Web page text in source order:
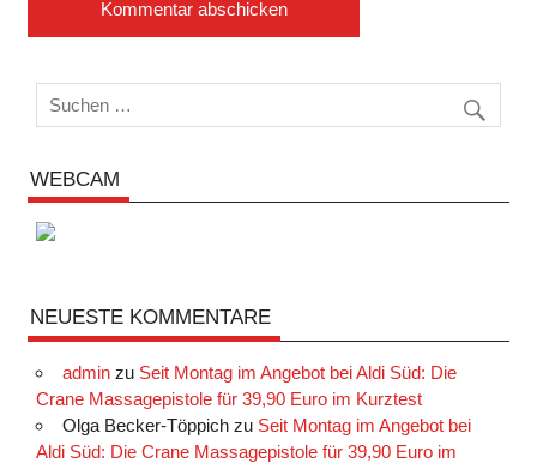
WEBCAM
NEUESTE KOMMENTARE
adminzu Seit Montag im Angebot bei Aldi Süd: Die
Crane Massagepistole für 39,90 Euro im Kurztest
Olga Becker-Töppichzu Seit Montag im Angebot bei
Aldi Süd: Die Crane Massagepistole für 39,90 Euro im